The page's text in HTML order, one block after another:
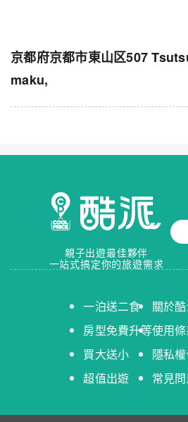
京都府京都市東山区507
maku,
親子出遊最佳夥伴
一站式搞定你的旅遊需求
一泊送二食
房型免費升等
買大送小
超值出遊
關於
使用
隱私
常見